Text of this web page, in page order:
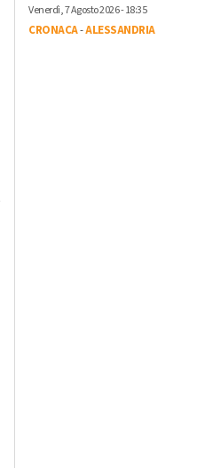
Venerdì, 7 Agosto 2026 - 18:35
CRONACA-ALESSANDRIA